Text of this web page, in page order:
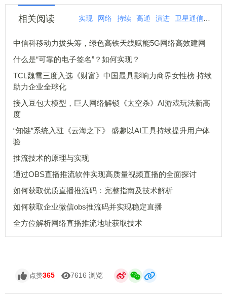
相关阅读 实现 网络 持续 高通 演进 卫星通信
中信科移动力拔头筹，绿色高铁天线赋能5G网络高效建网
什么是“可靠的电子签名”？如何实现？
TCL魏雪三度入选《财富》中国最具影响力商界女性榜 持续
助力企业全球化
接入豆包大模型，巨人网络解锁《太空杀》AI游戏玩法新高
度
“知链”系统入驻《云海之下》 盛趣以AI工具持续提升用户体
验
推流技术的原理与实现
通过OBS直播推流软件实现高质量视频直播的全面探讨
如何获取优质直播推流码：完整指南及技术解析
如何获取企业微信obs推流码并实现稳定直播
全方位解析网络直播推流地址获取技术
点赞365 7616 浏览